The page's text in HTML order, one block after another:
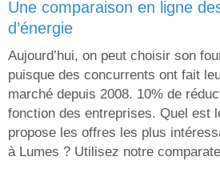
une comparaison en ligne des fournisseurs
d’énergie
Aujourd’hui, on peut choisir son
puisque des concurrents ont fait
marché depuis 2008. 10% de
fonction des entreprises. Quel est
propose les offres les plus
à Lumes ? Utilisez notre